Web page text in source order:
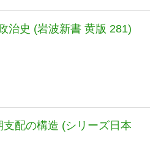
治史 (岩波新書 黄版 281)
支配の構造 (シリーズ日本